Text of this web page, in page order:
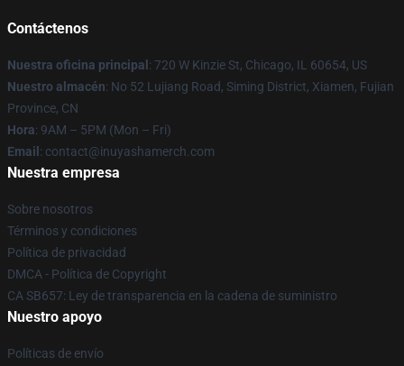
Contáctenos
Nuestra oficina principal : 720 W Kinzie St, Chicago, IL 60654, US
Nuestro almacén: No 52 Lujiang Road, Siming District, Xiamen, Fujian
Province, CN
Hora: 9AM – 5PM (Mon – Fri)
Email : contact@inuyashamerch.com
Nuestra empresa
Sobre nosotros
Términos y condiciones
Política de privacidad
DMCA - Política de Copyright
CA SB657: Ley de transparencia en la cadena de suministro
Nuestro apoyo
Políticas de envío